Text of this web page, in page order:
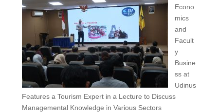
Econo
mics
and
Facult
y
Busine
ss at
Udinus
Features a Tourism Expert in a Lecture to Discuss
Managemental Knowledge in Various Sectors